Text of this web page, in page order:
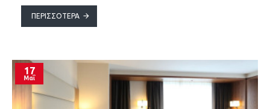
ΠΕΡΙΣΣΌΤΕΡΑ
17
Μαΐ